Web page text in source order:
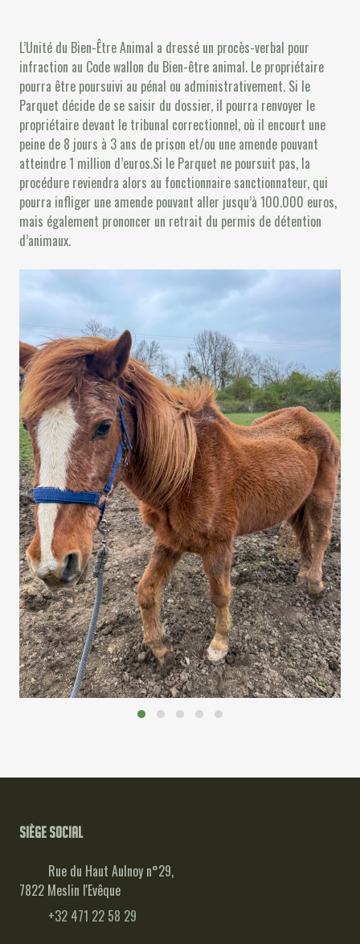
L’Unité du Bien-Être Animal a dressé un procès-verbal pour
infraction au Code wallon du Bien-être animal. Le propriétaire
pourra être poursuivi au pénal ou administrativement. Si le
Parquet décide de se saisir du dossier, il pourra renvoyer le
propriétaire devant le tribunal correctionnel, où il encourt une
peine de 8 jours à 3 ans de prison et/ou une amende pouvant
atteindre 1 million d’euros.Si le Parquet ne poursuit pas, la
procédure reviendra alors au fonctionnaire sanctionnateur, qui
pourra infliger une amende pouvant aller jusqu’à 100.000 euros,
mais également prononcer un retrait du permis de détention
d’animaux.
Siège social
Rue du Haut Aulnoy n°29,
7822 Meslin l'Evêque
+32 471 22 58 29